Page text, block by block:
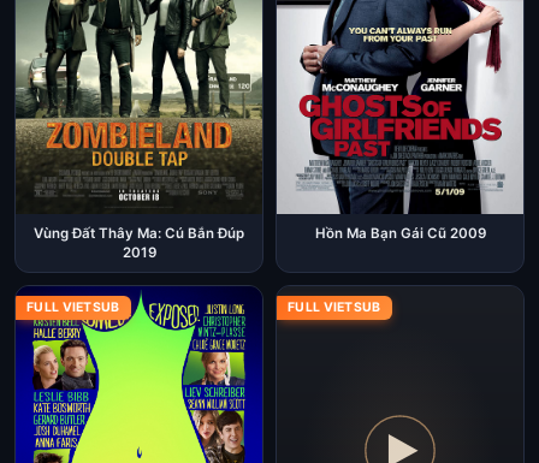
Vùng Đất Thây Ma: Cú Bắn Đúp
2019
Hồn Ma Bạn Gái Cũ 2009
FULL VIETSUB FULL VIETSUB